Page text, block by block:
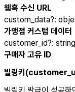
웹훅 수신 URL
custom_data?:
가맹점 커스텀 데이터
customer_id?: string
구매자 고유 ID
빌링키